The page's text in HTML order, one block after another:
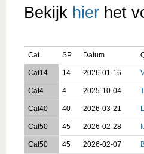
Bekijk hier het
Cat
SP Datum
Cat14 14 2026-01-16
Cat4 4 2025-10-04
Cat40 40 2026-03-21
Cat50 45 2026-02-28
Cat50 45 2026-02-07